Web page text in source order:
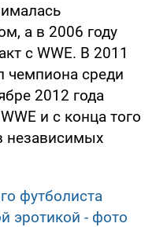
а в 2006 году
с WWE. В 2011
чемпиона среди
2012 года
и с конца того
независимых
футболиста
эротикой - фото